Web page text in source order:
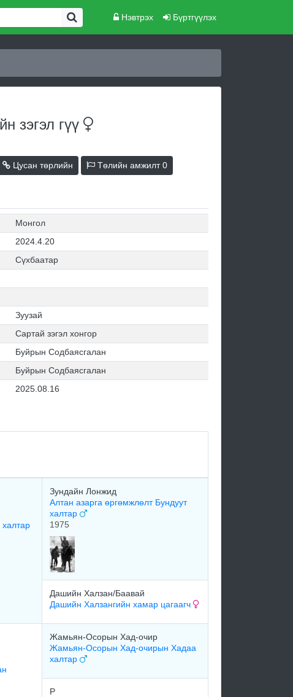
Нэвтрэх Бүртгүүлэх
зэгэл гүү
Цусан төрлийн Төлийн амжилт0
Монгол
2024.4.20
Сүхбаатар
Зуузай
Сартай зэгэл хонгор
Буйрын Содбаясгалан
Буйрын Содбаясгалан
2025.08.16
Зундайн Лонжид
Алтан азарга өргөмжлөлт Бундуут
халтар
1975
Дашийн Халзан/Баавай
Дашийн Халзангийн хамар цагаагч
Жамьян-Осорын Хад-очир
Жамьян-Осорын Хад-очирын Хадаа
халтар
Р